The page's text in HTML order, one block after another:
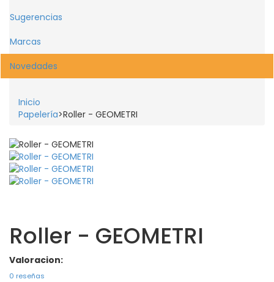
Sugerencias
Marcas
Novedades
Inicio
Papelería>Roller - GEOMETRI
Roller - GEOMETRI
Valoracion:
0 reseñas